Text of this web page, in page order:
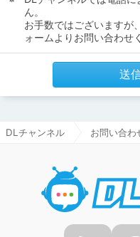
ん。
お手数ではございますが
ォームよりお問い合わせ
送
DLチャンネル お問い合わ